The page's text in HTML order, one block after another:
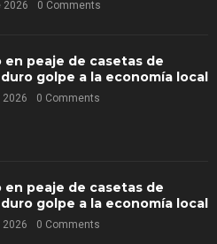
2026 0 Comments
peaje de casetas de
golpe a la economía local
2026 0 Comments
peaje de casetas de
golpe a la economía local
2026 0 Comments